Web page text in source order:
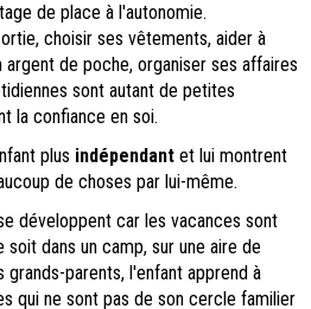
de place à l'autonomie.
choisir ses vêtements, aider à
de poche, organiser ses affaires
sont autant de petites
la confiance en soi.
plus indépendant et lui montrent
de choses par lui-même.
développent car les vacances sont
dans un camp, sur une aire de
grands-parents, l'enfant apprend à
qui ne sont pas de son cercle familier